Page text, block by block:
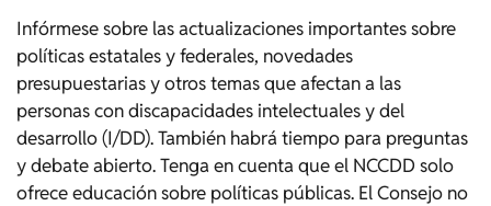
Infórmese sobre las actualizaciones importantes sobre
políticas estatales y federales, novedades
presupuestarias y otros temas que afectan a las
personas con discapacidades intelectuales y del
desarrollo (I/DD). También habrá tiempo para preguntas
y debate abierto. Tenga en cuenta que el NCCDD solo
ofrece educación sobre políticas públicas. El Consejo no